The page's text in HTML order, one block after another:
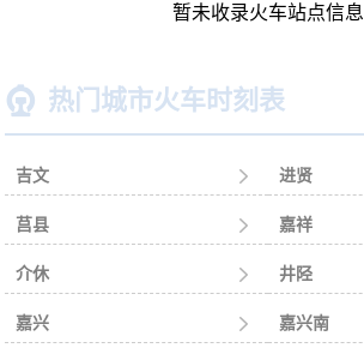
暂未收录火车站点信息
 热门城市火车时刻表
吉文  进贤
莒县  嘉祥
介休  井陉
嘉兴  嘉兴南